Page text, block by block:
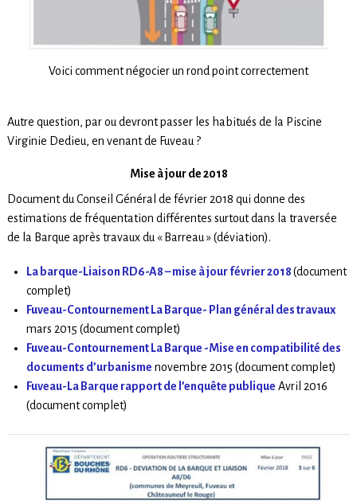
Voici comment négocier un rond point correctement
Autre question, par ou devront passer les habitués de la Piscine
Virginie Dedieu, en venant de Fuveau ?
Mise à jour de 2018
Document du Conseil Général de février 2018 qui donne des
estimations de fréquentation différentes surtout dans la traversée
de la Barque après travaux du « Barreau » (déviation).
La barque-Liaison RD6-A8 – mise à jour février 2018(document
complet)
Fuveau-Contournement La Barque- Plan général des travaux
mars 2015 (document complet)
Fuveau-Contournement La Barque -Mise en compatibilité des
documents d’urbanisme novembre 2015 (document complet)
Fuveau-La Barque rapport de l’enquête publique Avril 2016
(document complet)